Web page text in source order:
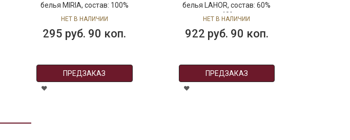
белья MIRIA, состав: 100%
хлопок, размер: евро
НЕТ В НАЛИЧИИ
295 руб. 90 коп.
ПРЕДЗАКАЗ
белья LAHOR, состав: 60%
тенсель, 40% хлопок,
НЕТ В НАЛИЧИИ
922 руб. 90 коп.
ПРЕДЗАКАЗ